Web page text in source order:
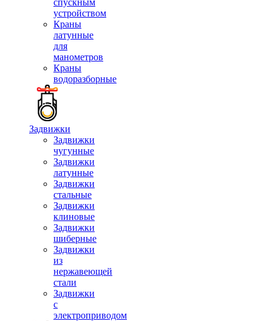
спускным
устройством
Краны
латунные
для
манометров
Краны
водоразборные
Задвижки
Задвижки
чугунные
Задвижки
латунные
Задвижки
стальные
Задвижки
клиновые
Задвижки
шиберные
Задвижки
из
нержавеющей
стали
Задвижки
с
электроприводом